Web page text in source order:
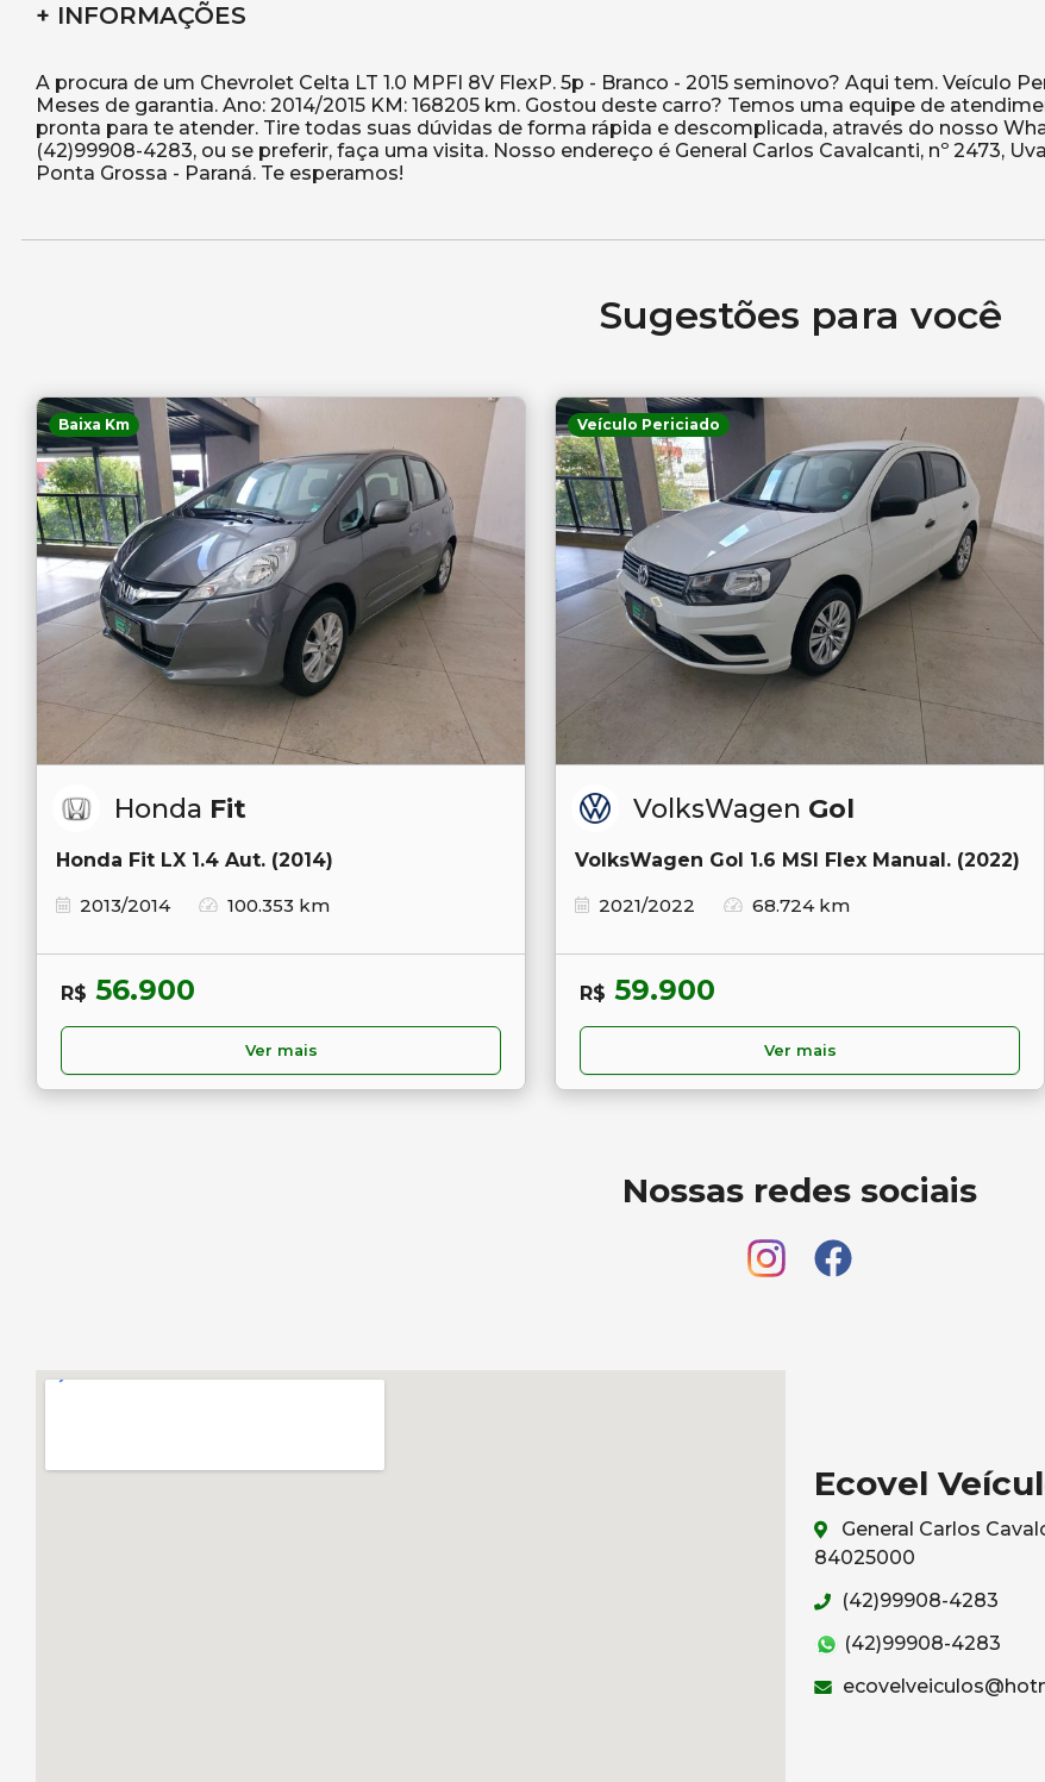
+ INFORMAÇÕES
A procura de um Chevrolet Celta LT 1.0 MPFI 8V FlexP. 5p - Branco - 2015 seminovo? Aqui tem. Veículo
Meses de garantia. Ano: 2014/2015 KM: 168205 km. Gostou deste carro? Temos uma equipe de
pronta para te atender. Tire todas suas dúvidas de forma rápida e descomplicada, através do nosso
(42)99908-4283, ou se preferir, faça uma visita. Nosso endereço é General Carlos Cavalcanti, nº 2473,
Sugestões para você
Baixa Km
Honda Fit
Honda Fit LX 1.4 Aut. (2014)
2013/2014
100.353 km
R$ 56.900
Ver mais
Veículo Periciado
VolksWagen Gol
VolksWagen Gol 1.6 MSI Flex Manual. (2022)
2021/2022
68.724 km
R$ 59.900
Ver mais
Nossas redes sociais
Ecovel
General Carlos
84025000
(42)99908-4283
(42)99908-4283